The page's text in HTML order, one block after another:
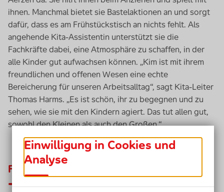
ihnen. Manchmal bietet sie Bastelaktionen an und sorgt
dafür, dass es am Frühstückstisch an nichts fehlt. Als
angehende Kita-Assistentin unterstützt sie die
Fachkräfte dabei, eine Atmosphäre zu schaffen, in der
alle Kinder gut aufwachsen können. „Kim ist mit ihrem
freundlichen und offenen Wesen eine echte
Bereicherung für unseren Arbeitsalltag“, sagt Kita-Leiter
Thomas Harms. „Es ist schön, ihr zu begegnen und zu
sehen, wie sie mit den Kindern agiert. Das tut allen gut,
sowohl den Kleinen als auch den Großen.“
Fester Arbeitsvertrag
Einwilligung in Cookies und
Analyse